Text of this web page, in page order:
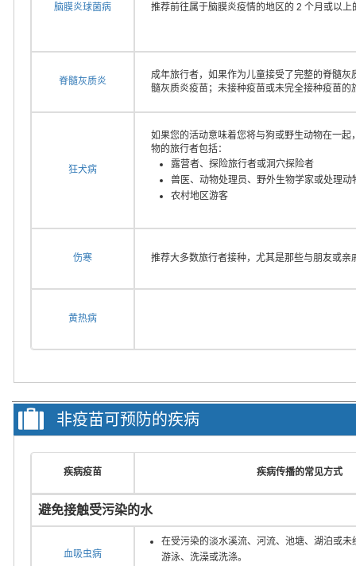
脑膜炎球菌病 推荐前往属于脑膜炎疫情的地区的 2 个月或以上
脊髓灰质炎
成年旅行者，如果作为儿童接受了完整的脊髓
髓灰质炎疫苗；未接种疫苗或未完全接种疫苗
狂犬病
如果您的活动意味着您将与狗或野生动物在一
物的旅行者包括：
露营者、探险旅行者或洞穴探险者
兽医、动物处理员、野外生物学家或处理
农村地区游客
伤寒 推荐大多数旅行者接种，尤其是那些与朋友或
黄热病
非疫苗可预防的疾病
疾病疫苗 疾病传播的常见方式
避免接触受污染的水
血吸虫病
在受污染的淡水溪流、河流、池塘、湖泊或
游泳、洗澡或洗涤。